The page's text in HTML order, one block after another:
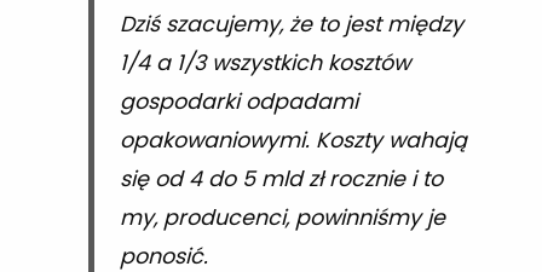
Dziś szacujemy, że to jest między
1/4 a 1/3 wszystkich kosztów
gospodarki odpadami
opakowaniowymi. Koszty wahają
się od 4 do 5 mld zł rocznie i to
my, producenci, powinniśmy je
ponosić.